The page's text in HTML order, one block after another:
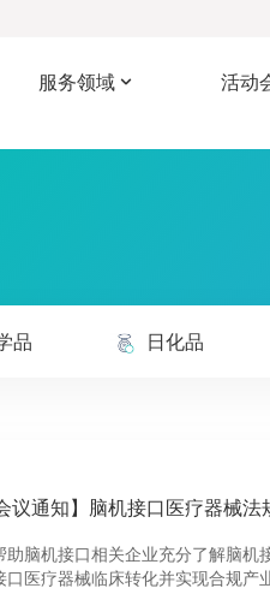
服务领域 活动
品 日化品
议通知】脑机接口医疗器械
助脑机接口相关企业充分了解脑
口医疗器械临床转化并实现合规